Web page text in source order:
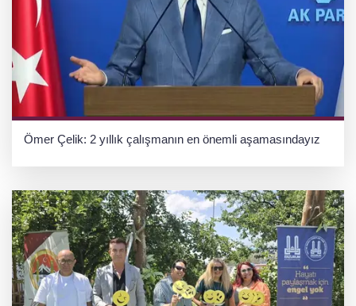
Ömer Çelik: 2 yıllık çalışmanın en önemli aşamasındayız